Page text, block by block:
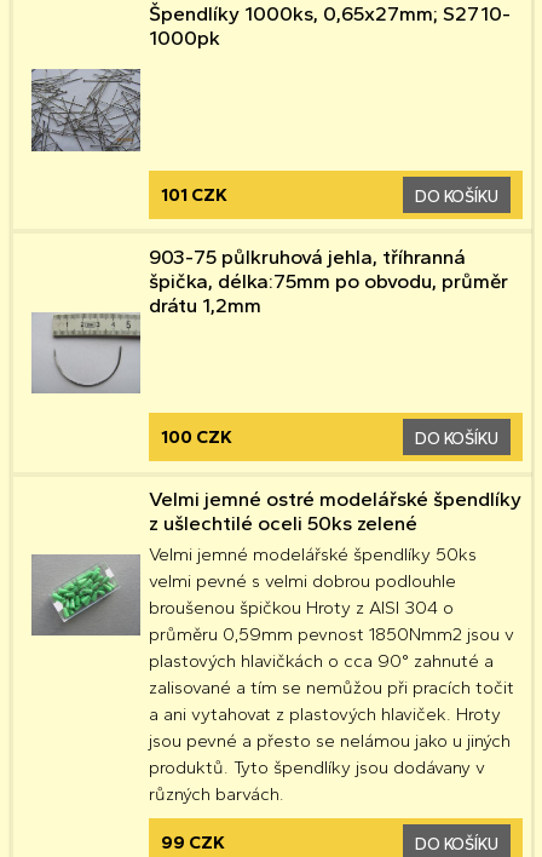
Špendlíky 1000ks, 0,65x27mm; S2710-
1000pk
101 CZK DO KOŠÍKU
903-75 půlkruhová jehla, tříhranná
špička, délka:75mm po obvodu, průměr
drátu 1,2mm
100 CZK DO KOŠÍKU
Velmi jemné ostré modelářské špendlíky
z ušlechtilé oceli 50ks zelené
Velmi jemné modelářské špendlíky 50ks
velmi pevné s velmi dobrou podlouhle
broušenou špičkou Hroty z AISI 304 o
průměru 0,59mm pevnost 1850Nmm2 jsou v
plastových hlavičkách o cca 90° zahnuté a
zalisované a tím se nemůžou při pracích točit
a ani vytahovat z plastových hlaviček. Hroty
jsou pevné a přesto se nelámou jako u jiných
produktů. Tyto špendlíky jsou dodávany v
různých barvách.
99 CZK DO KOŠÍKU